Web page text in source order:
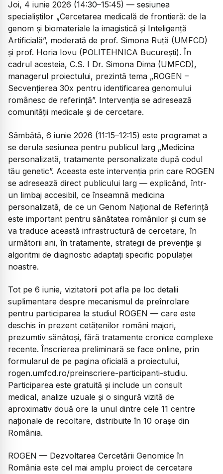
Joi, 4 iunie 2026 (14:30–15:45) — sesiunea
specialiștilor „Cercetarea medicală de frontieră: de la
genom și biomateriale la imagistică și Inteligență
Artificială”, moderată de prof. Simona Ruță (UMFCD)
și prof. Horia Iovu (POLITEHNICA București). În
cadrul acesteia, C.S. I Dr. Simona Dima (UMFCD),
managerul proiectului, prezintă tema „ROGEN –
Secvențierea 30x pentru identificarea genomului
românesc de referință”. Intervenția se adresează
comunității medicale și de cercetare.
Sâmbătă, 6 iunie 2026 (11:15–12:15) este programat a
se derula sesiunea pentru publicul larg „Medicina
personalizată, tratamente personalizate după codul
tău genetic”. Aceasta este intervenția prin care ROGEN
se adresează direct publicului larg — explicând, într-
un limbaj accesibil, ce înseamnă medicina
personalizată, de ce un Genom Național de Referință
este important pentru sănătatea românilor și cum se
va traduce această infrastructură de cercetare, în
următorii ani, în tratamente, strategii de prevenție și
algoritmi de diagnostic adaptați specific populației
noastre.
Tot pe 6 iunie, vizitatorii pot afla pe loc detalii
suplimentare despre mecanismul de preînrolare
pentru participarea la studiul ROGEN — care este
deschis în prezent cetățenilor români majori,
prezumtiv sănătoși, fără tratamente cronice complexe
recente. Înscrierea preliminară se face online, prin
formularul de pe pagina oficială a proiectului,
rogen.umfcd.ro/preinscriere-participanti-studiu.
Participarea este gratuită și include un consult
medical, analize uzuale și o singură vizită de
aproximativ două ore la unul dintre cele 11 centre
naționale de recoltare, distribuite în 10 orașe din
România.
ROGEN — Dezvoltarea Cercetării Genomice în
România este cel mai amplu proiect de cercetare